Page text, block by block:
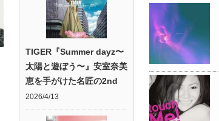
TIGER『Summer dayz〜
太陽と遊ぼう〜』安室奈美
恵を手がけた名匠の2nd
2026/4/13